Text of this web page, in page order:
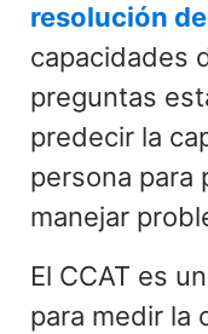
resolución
capacidades
preguntas
predecir la
persona para
manejar
El CCAT es
para medir la